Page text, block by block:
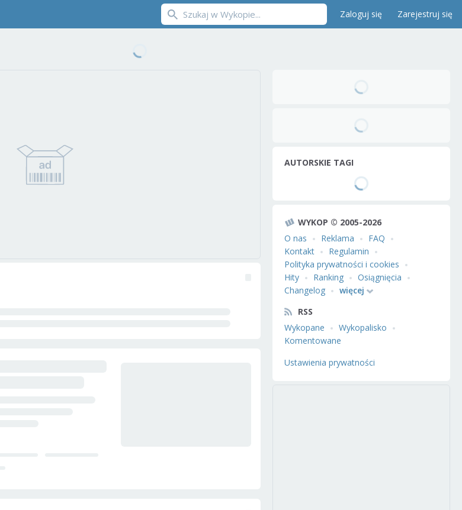
Zaloguj się Zarejestruj się
AUTORSKIE TAGI
WYKOP © 2005-2026
O nas
Reklama
FAQ
Kontakt
Regulamin
Polityka prywatności i cookies
Hity
Ranking
Osiągnięcia
Changelog
więcej
RSS
Wykopane
Wykopalisko
Komentowane
Ustawienia prywatności